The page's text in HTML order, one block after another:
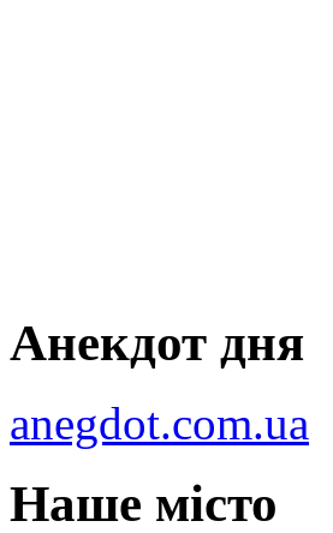
Анекдот дня
anegdot.com.ua
Наше місто